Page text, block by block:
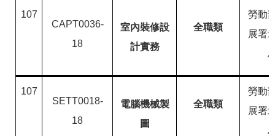
107
CAPT0036-
18
室內裝修設
計實務
全職類
勞動
展署
107
SETT0018-
18
電腦機械製
圖
全職類
勞動
展署